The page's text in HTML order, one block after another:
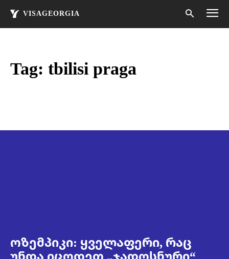
VISAGEORGIA
Tag: tbilisi praga
ოზემპიკი: ყველაფერი, რაც
უნდა იცოდეთ „ჯადოსნური“